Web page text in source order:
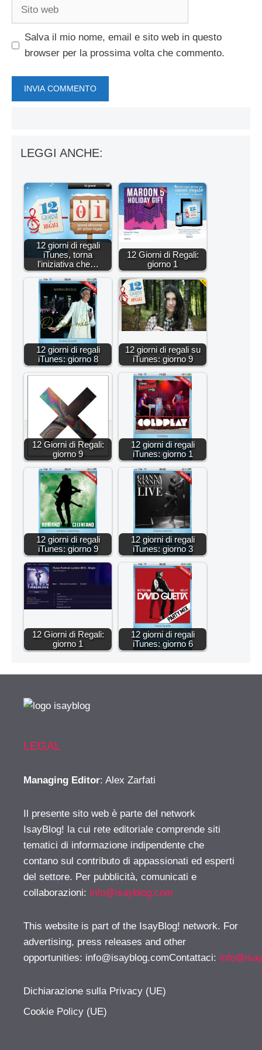
Sito
Salva il mio nome, email e sito web in questo
browser per la prossima volta che commento.
LEGGI ANCHE:
12 giorni di regali
iTunes, torna
l'iniziativa che…
12 Giorni di Regali:
giorno 1
12 giorni di regali
iTunes: giorno 8
12 giorni di regali su
iTunes: giorno 9
12 Giorni di Regali:
giorno 9
12 giorni di regali
iTunes: giorno 1
12 giorni di regali
iTunes: giorno 9
12 giorni di regali
iTunes: giorno 3
12 Giorni di Regali:
giorno 1
12 giorni di regali
iTunes: giorno 6
LEGAL
Managing Editor: Alex Zarfati
Il presente sito web è parte del network
IsayBlog! la cui rete editoriale comprende siti
tematici di informazione indipendente che
contano sul contributo di appassionati ed esperti
del settore. Per pubblicità, comunicati e
collaborazioni: info@isayblog.com
This website is part of the IsayBlog! network. For
advertising, press releases and other
opportunities: info@isayblog.comContattaci:
Dichiarazione sulla Privacy (UE)
Cookie Policy (UE)